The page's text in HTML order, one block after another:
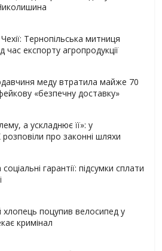
Тернопільська митниця
час експорту агропродукції
меду втратила майже 70
«безпечну доставку»
а ускладнює її»: у
про законні шляхи
гарантії: підсумки сплати
хлопець поцупив велосипед у
кримінал